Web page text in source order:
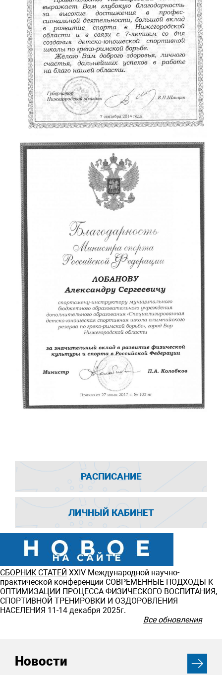
РАСПИСАНИЕ
ЛИЧНЫЙ КАБИНЕТ
СБОРНИК СТАТЕЙ ХXIV Международной научно-
практической конференции СОВРЕМЕННЫЕ ПОДХОДЫ К
ОПТИМИЗАЦИИ ПРОЦЕССА ФИЗИЧЕСКОГО ВОСПИТАНИЯ,
СПОРТИВНОЙ ТРЕНИРОВКИ И ОЗДОРОВЛЕНИЯ
НАСЕЛЕНИЯ 11-14 декабря 2025г.
Все обновления
Новости